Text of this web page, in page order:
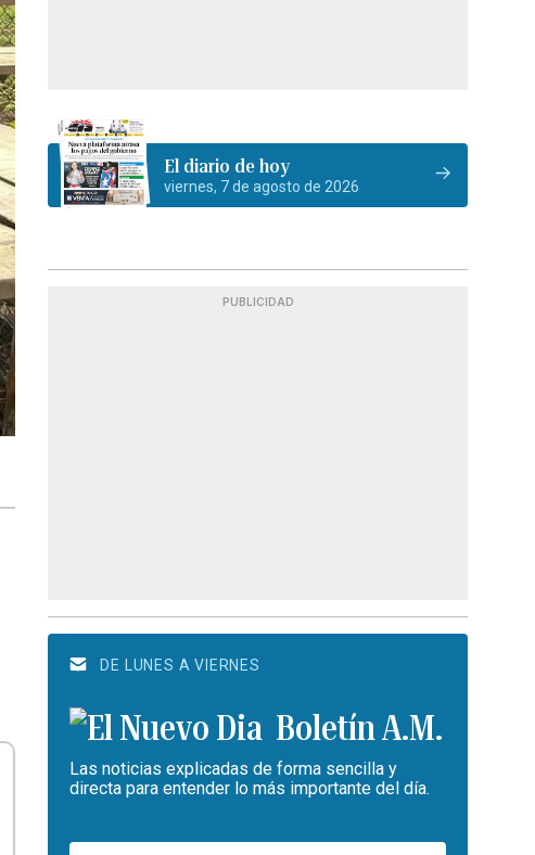
El diario de hoy
viernes, 7 de agosto de 2026
PUBLICIDAD
DE LUNES A VIERNES
Boletín A.M.
Las noticias explicadas de forma sencilla y
directa para entender lo más importante del día.